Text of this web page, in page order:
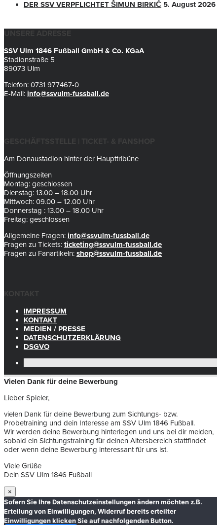
DER SSV VERPFLICHTET ŠIMUN BIRKIĆ 5. August 2026
UNSERE ADRESSE
SSV Ulm 1846 Fußball GmbH & Co. KGaA
Stadionstraße 5
89073 Ulm
Telefon: 0731 977467-0
E-Mail: info@ssvulm-fussball.de
GESCHÄFTSSTELLE | TICKET- & FANSHOP
Am Donaustadion hinter der Haupttribüne
Öffnungszeiten
Montag: geschlossen
Dienstag: 13.00 – 18.00 Uhr
Mittwoch: 09.00 – 12.00 Uhr
Donnerstag : 13.00 – 18.00 Uhr
Freitag: geschlossen
Allgemeine Fragen: info@ssvulm-fussball.de
Fragen zu Tickets: ticketing@ssvulm-fussball.de
Fragen zu Fanartikeln: shop@ssvulm-fussball.de
KONTAKT
IMPRESSUM
KONTAKT
MEDIEN / PRESSE
DATENSCHUTZERKLÄRUNG
DSGVO
Vielen Dank für deine Bewerbung
Lieber Spieler,
vielen Dank für deine Bewerbung zum Sichtungs- bzw.
Probetraining und dein Interesse am SSV Ulm 1846 Fußball.
Wir werden deine Bewerbung hinterlegen und uns bei dir melden,
sobald ein Sichtungstraining für deinen Altersbereich stattfindet
oder wenn deine Bewerbung interessant für uns ist.
Viele Grüße
Dein SSV Ulm 1846 Fußball
×
Sofern Sie Ihre Datenschutzeinstellungen ändern möchten z.B.
Erteilung von Einwilligungen, Widerruf bereits erteilter
Einwilligungen klicken Sie auf nachfolgenden Button.